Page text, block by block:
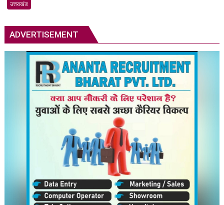
देश
का
शिक्षा
मंत्री
–
बाबा
रामदेव
उत्तराखंड
ADVERTISEMENT